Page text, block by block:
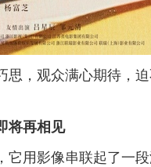
，观众满心期待，
将再相见
用影像串联起了一